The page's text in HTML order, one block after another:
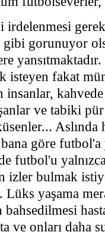
gorunuyor
isteyen fakat
ve tabiki
Aslında
göre futbol'a
futbol'u
izler bulmak
Lüks yaşama
ve onları daha